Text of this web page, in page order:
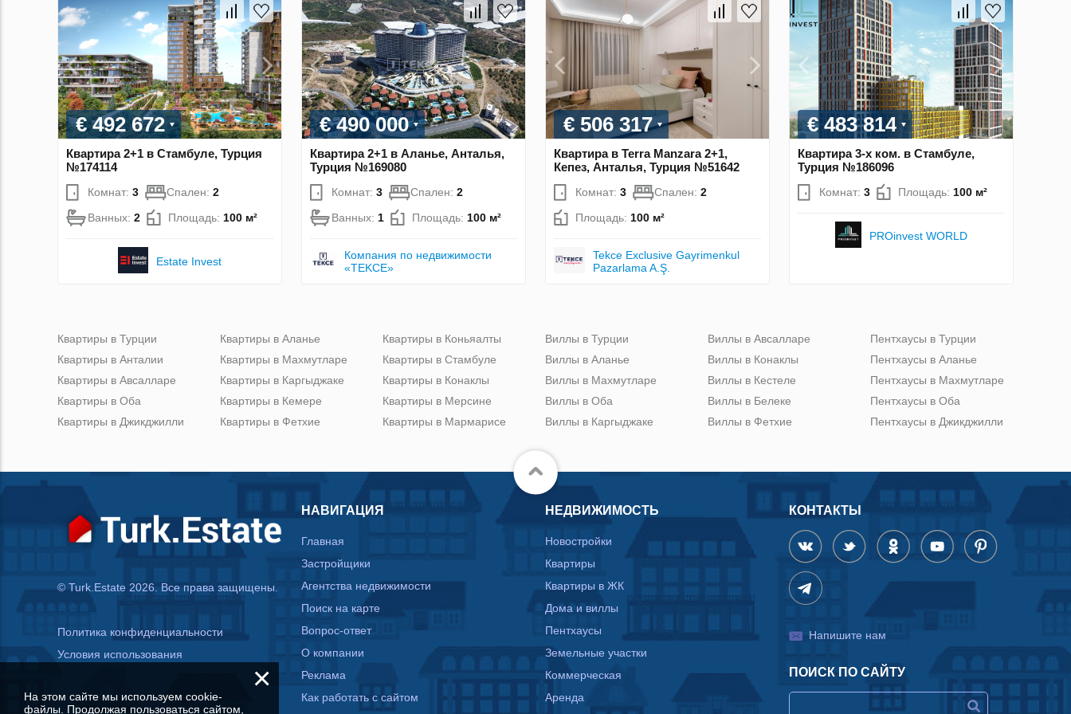
€ 492 672
Квартира 2+1 в Стамбуле, Турция
№174114
Комнат: 3 Спален: 2
Ванных: 2 Площадь: 100 м²
Estate Invest
€ 490 000
Квартира 2+1 в Аланье, Анталья,
Турция №169080
Комнат: 3 Спален: 2
Ванных: 1 Площадь: 100 м²
Компания по недвижимости
«TEKCE»
€ 506 317
Квартира в Terra Manzara 2+1,
Кепез, Анталья, Турция №51642
Комнат: 3 Спален: 2
Площадь: 100 м²
Tekce Exclusive Gayrimenkul
Pazarlama A.Ş.
€ 483 814
Квартира 3-х ком. в Стамбуле,
Турция №186096
Комнат: 3 Площадь: 100 м²
PROinvest WORLD
Квартиры в Турции
Квартиры в Анталии
Квартиры в Авсалларе
Квартиры в Оба
Квартиры в Джикджилли
Квартиры в Аланье
Квартиры в Махмутларе
Квартиры в Каргыджаке
Квартиры в Кемере
Квартиры в Фетхие
Квартиры в Коньяалты
Квартиры в Стамбуле
Квартиры в Конаклы
Квартиры в Мерсине
Квартиры в Мармарисе
Виллы в Турции
Виллы в Аланье
Виллы в Махмутларе
Виллы в Оба
Виллы в Каргыджаке
Виллы в Авсалларе
Виллы в Конаклы
Виллы в Кестеле
Виллы в Белеке
Виллы в Фетхие
Пентхаусы в Турции
Пентхаусы в Аланье
Пентхаусы в Махмутларе
Пентхаусы в Оба
Пентхаусы в Джикджилли
© Turk.Estate 2026. Все права защищены.
Политика конфиденциальности
Условия использования
НАВИГАЦИЯ
Главная
Застройщики
Агентства недвижимости
Поиск на карте
Вопрос-ответ
О компании
Реклама
Как работать с сайтом
НЕДВИЖИМОСТЬ
Новостройки
Квартиры
Квартиры в ЖК
Дома и виллы
Пентхаусы
Земельные участки
Коммерческая
Аренда
КОНТАКТЫ
Напишите нам
ПОИСК ПО САЙТУ
×
На этом сайте мы используем cookie-
файлы. Продолжая пользоваться сайтом,